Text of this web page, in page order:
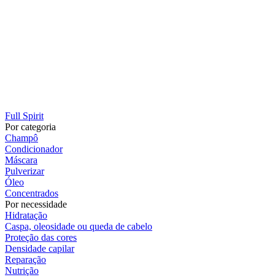
Full Spirit
Por categoria
Champô
Condicionador
Máscara
Pulverizar
Óleo
Concentrados
Por necessidade
Hidratação
Caspa, oleosidade ou queda de cabelo
Proteção das cores
Densidade capilar
Reparação
Nutrição